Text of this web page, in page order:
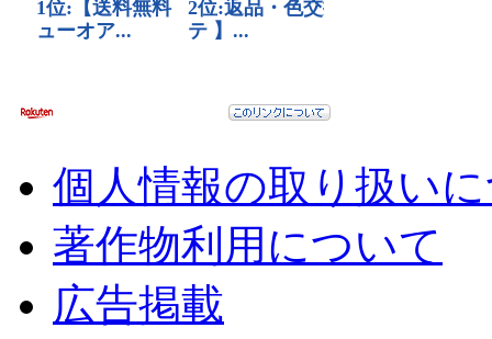
個人情報の取り扱い
著作物利用について
広告掲載